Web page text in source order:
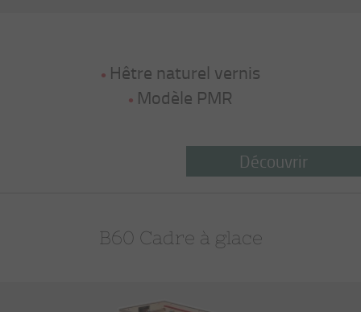
Hêtre naturel vernis
Modèle PMR
Découvrir
B60 Cadre à glace